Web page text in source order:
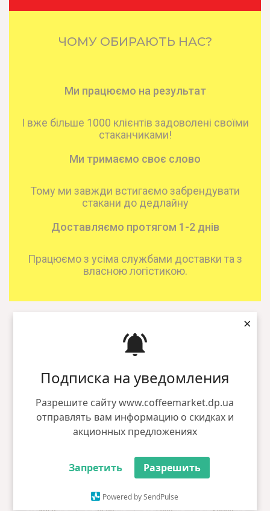
Подписка на уведомления
Разрешите сайту www.coffeemarket.dp.ua
отправлять вам информацию о скидках и
акционных предложениях
Запретить Разрешить
Powered by SendPulse
×
ЧОМУ ОБИРАЮТЬ НАС?
Ми працюємо на результат
І вже більше 1000 клієнтів задоволені своїми
стаканчиками!
Ми тримаємо своє слово
Тому ми завжди встигаємо забрендувати
стакани до дедлайну
Доставляємо протягом 1-2 днів
Працюємо з усіма службами доставки та з
власною логістикою.
ДВОШАРОВІ ГЛЯНЦЕВІ СТАКАНИ
стаканів
210мл
2.40 грн 2.26 грн